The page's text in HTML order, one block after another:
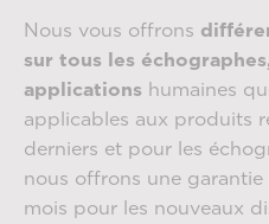
Nous vous offrons
sur tous les
applications humaines
applicables aux produits
derniers et pour les
nous offrons une garantie
mois pour les nouveaux